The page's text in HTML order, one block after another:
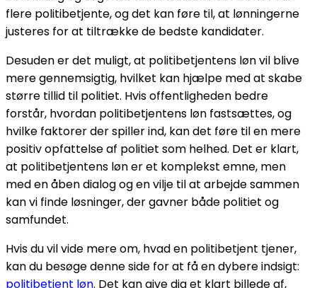
flere politibetjente, og det kan føre til, at lønningerne
justeres for at tiltrække de bedste kandidater.
Desuden er det muligt, at politibetjentens løn vil blive
mere gennemsigtig, hvilket kan hjælpe med at skabe
større tillid til politiet. Hvis offentligheden bedre
forstår, hvordan politibetjentens løn fastsættes, og
hvilke faktorer der spiller ind, kan det føre til en mere
positiv opfattelse af politiet som helhed. Det er klart,
at politibetjentens løn er et komplekst emne, men
med en åben dialog og en vilje til at arbejde sammen
kan vi finde løsninger, der gavner både politiet og
samfundet.
Hvis du vil vide mere om, hvad en politibetjent tjener,
kan du besøge denne side for at få en dybere indsigt:
politibetjent løn. Det kan give dig et klart billede af,